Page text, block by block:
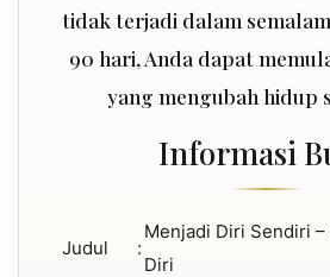
tidak terjadi dalam
90 hari, Anda dapat
yang mengubah hidup
Informasi
Judul :
Menjadi Diri Sendiri
Diri